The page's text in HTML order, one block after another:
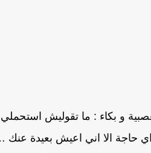
و بكاء : ما تقوليش
اي حاجة الا اني اعيش بعيدة